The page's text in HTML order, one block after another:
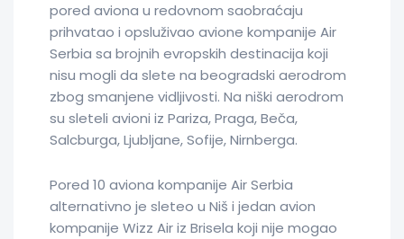
pored aviona u redovnom saobraćaju
prihvatao i opsluživao avione kompanije Air
Serbia sa brojnih evropskih destinacija koji
nisu mogli da slete na beogradski aerodrom
zbog smanjene vidljivosti. Na niški aerodrom
su sleteli avioni iz Pariza, Praga, Beča,
Salcburga, Ljubljane, Sofije, Nirnberga.
Pored 10 aviona kompanije Air Serbia
alternativno je sleteo u Niš i jedan avion
kompanije Wizz Air iz Brisela koji nije mogao